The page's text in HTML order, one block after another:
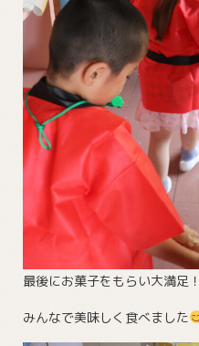
最後にお菓子をもらい大満足！
みんなで美味しく食べました